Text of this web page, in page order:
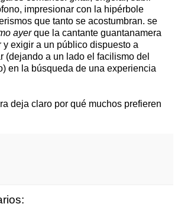
impresionar con la hipérbole
que tanto se acostumbran. se
ayerque la cantante guantanamera
y exigir a un público dispuesto a
(dejando a un lado el facilismo del
en la búsqueda de una experiencia
deja claro por qué muchos prefieren